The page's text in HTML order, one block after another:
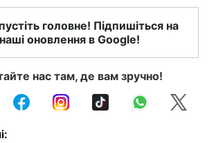
головне! Підпишіться на
наші оновлення в Google!
нас там, де вам зручно!